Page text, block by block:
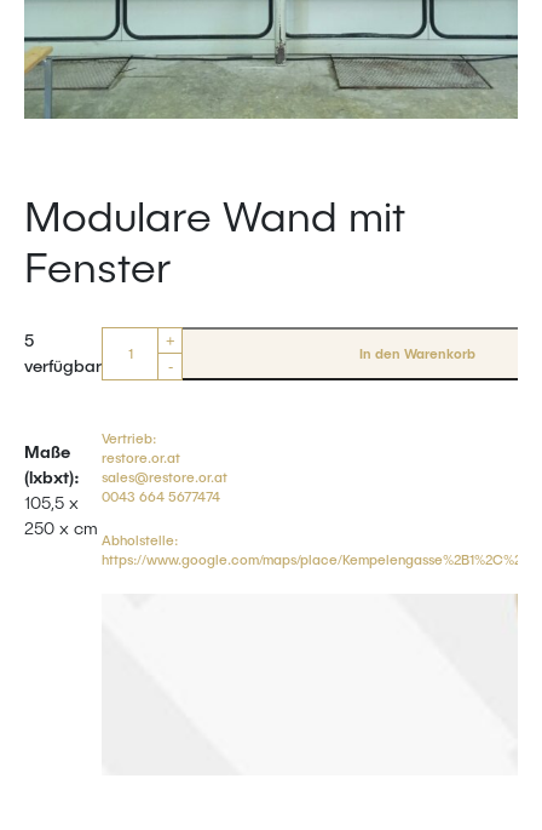
Modulare Wand mit
Fenster
5
verfügbar
Maße
(lxbxt):
105,5 x
250 x cm
+
-
In den Warenkorb
Vertrieb:
restore.or.at
sales@restore.or.at
0043 664 5677474
Abholstelle:
https://www.google.com/maps/place/